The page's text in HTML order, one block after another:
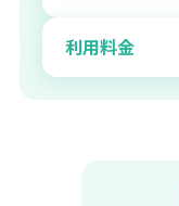
利用料金